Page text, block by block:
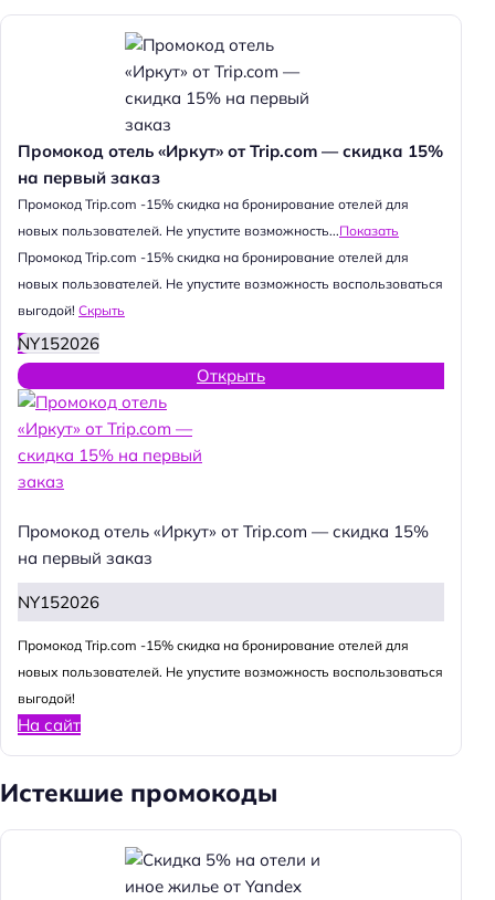
Промокод отель «Иркут» от Trip.com — скидка 15%
на первый заказ
Промокод Trip.com -15% скидка на бронирование отелей для
новых пользователей. Не упустите возможность...Показать
Промокод Trip.com -15% скидка на бронирование отелей для
новых пользователей. Не упустите возможность воспользоваться
выгодой! Скрыть
NY152026
Открыть
Промокод отель «Иркут» от Trip.com — скидка 15%
на первый заказ
NY152026
Промокод Trip.com -15% скидка на бронирование отелей для
новых пользователей. Не упустите возможность воспользоваться
выгодой!
На сайт
Истекшие промокоды